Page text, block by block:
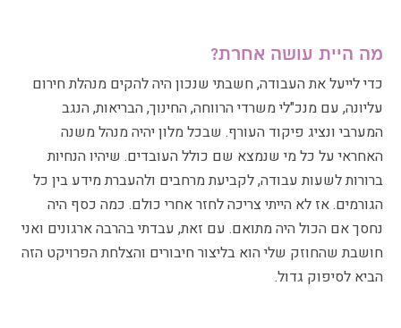
מה היית עושה אחרת?
כדי לייעל את העבודה, חשבתי שנכון היה להקים מנהלת חירום
עליונה, עם מנכ"לי משרדי הרווחה, החינוך, הבריאות, הנגב
המערבי ונציג פיקוד העורף. שבכל מלון יהיה מנהל משנה
האחראי על כל מי שנמצא שם כולל העובדים. שיהיו הנחיות
ברורות לשעות עבודה, לקביעת מרחבים ולהעברת מידע בין כל
הגורמים. אז לא הייתי צריכה לחזר אחרי כולם. כמה כסף היה
נחסך אם הכול היה מתואם. עם זאת, עבדתי בהרבה ארגונים ואני
חושבת שהחוזק שלי הוא בליצור חיבורים והצלחת הפרויקט הזה
הביא לסיפוק גדול.